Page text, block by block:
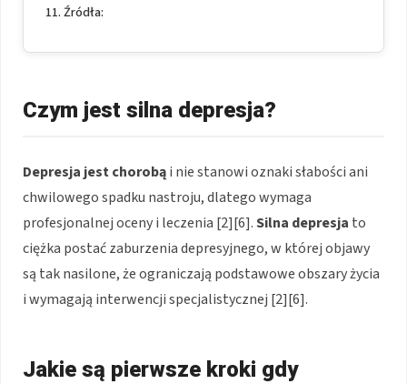
Źródła:
Czym jest silna depresja?
Depresja jest chorobąi nie stanowi oznaki słabości ani
chwilowego spadku nastroju, dlatego wymaga
profesjonalnej oceny i leczenia [2][6].Silna depresja to
ciężka postać zaburzenia depresyjnego, w której objawy
są tak nasilone, że ograniczają podstawowe obszary życia
i wymagają interwencji specjalistycznej [2][6].
Jakie są pierwsze kroki gdy